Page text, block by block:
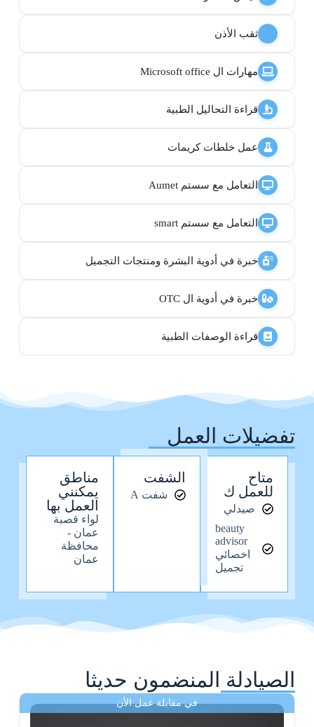
ثقب الأذن
مهارات ال Microsoft office
قراءة التحاليل الطبية
عمل خلطات كريمات
التعامل مع سستم Aumet
التعامل مع سستم smart
خبرة في أدوية البشرة ومنتجات التجميل
خبرة في أدوية ال OTC
قراءة الوصفات الطبية
تفضيلات العمل
متاح
للعمل ك
صيدلي
beauty
advisor
اخصائي
تجميل
الشفت
شفت A
مناطق
يمكنني
العمل بها
لواء قصبة
عمان -
محافظة
عمان
الصيادلة المنضمون حديثا
في مقابلة عمل الأن